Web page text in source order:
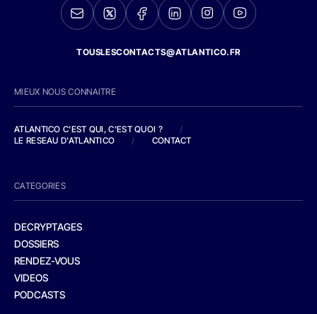
TOUSLESCONTACTS@ATLANTICO.FR
MIEUX NOUS CONNAITRE
ATLANTICO C'EST QUI, C'EST QUOI ?
/
LE RESEAU D'ATLANTICO
/ CONTACT
CATEGORIES
DECRYPTAGES
DOSSIERS
RENDEZ-VOUS
VIDEOS
PODCASTS